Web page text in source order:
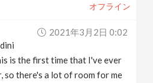
オフライン
2021年3月2日 0:02
is the first time that I've ever
so there's a lot of room for me